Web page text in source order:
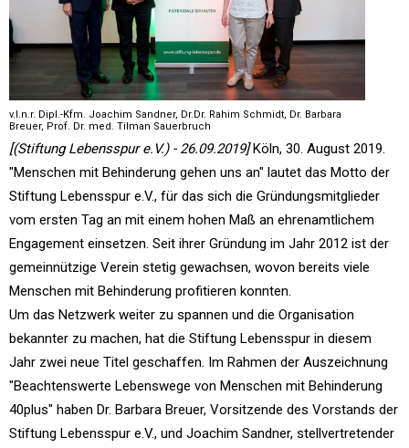
v.l.n.r. Dipl.-Kfm. Joachim Sandner, Dr.Dr. Rahim Schmidt, Dr. Barbara
Breuer, Prof. Dr. med. Tilman Sauerbruch
[(Stiftung Lebensspur e.V.) - 26.09.2019]Köln, 30. August 2019.
"Menschen mit Behinderung gehen uns an" lautet das Motto der
Stiftung Lebensspur e.V., für das sich die Gründungsmitglieder
vom ersten Tag an mit einem hohen Maß an ehrenamtlichem
Engagement einsetzen. Seit ihrer Gründung im Jahr 2012 ist der
gemeinnützige Verein stetig gewachsen, wovon bereits viele
Menschen mit Behinderung profitieren konnten.
Um das Netzwerk weiter zu spannen und die Organisation
bekannter zu machen, hat die Stiftung Lebensspur in diesem
Jahr zwei neue Titel geschaffen. Im Rahmen der Auszeichnung
"Beachtenswerte Lebenswege von Menschen mit Behinderung
40plus" haben Dr. Barbara Breuer, Vorsitzende des Vorstands der
Stiftung Lebensspur e.V., und Joachim Sandner, stellvertretender